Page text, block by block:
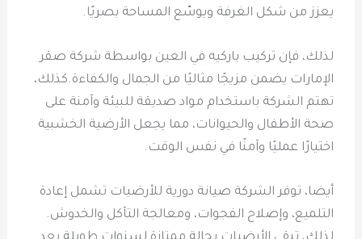
يعزز من شكل الغرفة ويوسّع المساحة بصريًا.
لذلك، فإن تركيب باركيه في العين بواسطة شركة صقر
الإمارات يضمن مزيجًا مثاليًا من الجمال والكفاءة.كذلك،
تهتم الشركة باستخدام مواد صديقة للبيئة وآمنة على
صحة الأطفال والحيوانات، مما يجعل الأرضية الخشبية
اختيارًا عمليًا وآمنًا في نفس الوقت.
أيضا، توفر الشركة صيانة دورية للأرضيات تشمل إعادة
التلميع، وإصلاح الفجوات، ومعالجة التآكل والخدوش.